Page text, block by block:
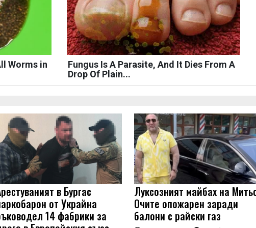
Worms in
Fungus Is A Parasite, And It Dies From A
Drop Of Plain...
в Бургас
от Украйна
14 фабрики за
Луксозният майбах на
Очите опожарен заради
балони с райски газ